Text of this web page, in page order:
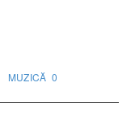
MUZICĂ 0